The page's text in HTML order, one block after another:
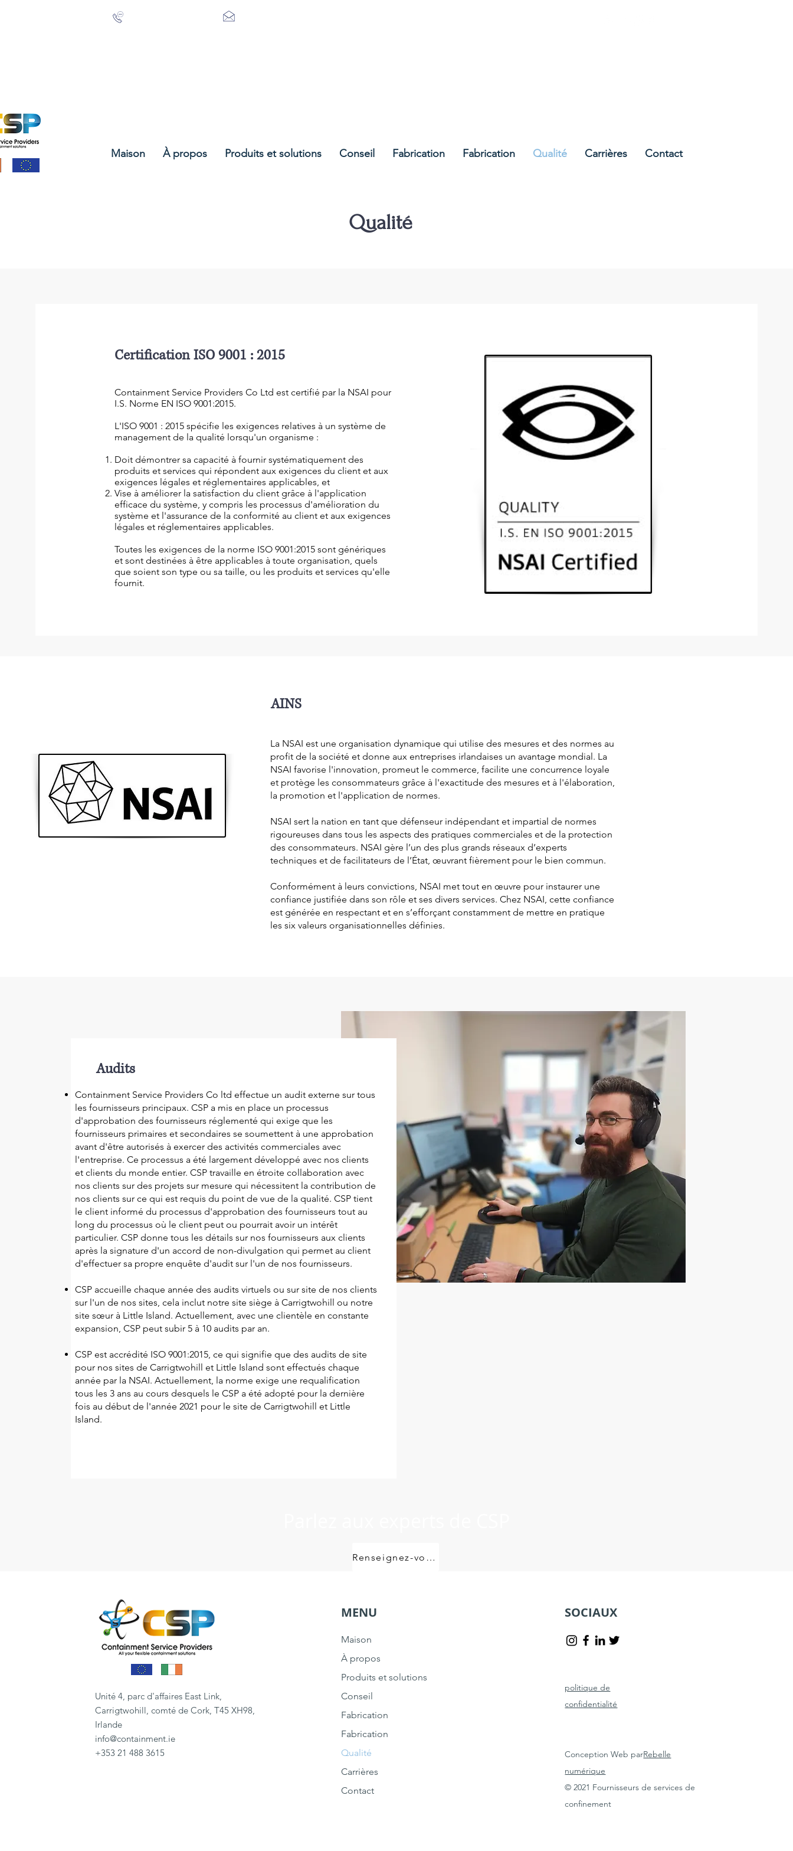
Maison À propos Produits et solutions Conseil Fabrication Fabrication Qualité Carrières Contact
Qualité
Certification ISO 9001 : 2015
Containment Service Providers Co Ltd est certifié par la NSAI pour
I.S. Norme EN ISO 9001:2015.
L'ISO 9001 : 2015 spécifie les exigences relatives à un système de
management de la qualité lorsqu'un organisme :
Doit démontrer sa capacité à fournir systématiquement des
produits et services qui répondent aux exigences du client et aux
exigences légales et réglementaires applicables, et
Vise à améliorer la satisfaction du client grâce à l'application
efficace du système, y compris les processus d'amélioration du
système et l'assurance de la conformité au client et aux exigences
légales et réglementaires applicables.
Toutes les exigences de la norme ISO 9001:2015 sont génériques
et sont destinées à être applicables à toute organisation, quels
que soient son type ou sa taille, ou les produits et services qu'elle
fournit.
AINS
La NSAI est une organisation dynamique qui utilise des mesures et des normes au
profit de la société et donne aux entreprises irlandaises un avantage mondial. La
NSAI favorise l'innovation, promeut le commerce, facilite une concurrence loyale
et protège les consommateurs grâce à l'exactitude des mesures et à l'élaboration,
la promotion et l'application de normes.
NSAI sert la nation en tant que défenseur indépendant et impartial de normes
rigoureuses dans tous les aspects des pratiques commerciales et de la protection
des consommateurs. NSAI gère l’un des plus grands réseaux d’experts
techniques et de facilitateurs de l’État, œuvrant fièrement pour le bien commun.
Conformément à leurs convictions, NSAI met tout en œuvre pour instaurer une
confiance justifiée dans son rôle et ses divers services. Chez NSAI, cette confiance
est générée en respectant et en s’efforçant constamment de mettre en pratique
les six valeurs organisationnelles définies.
Audits
Containment Service Providers Co ltd effectue un audit externe sur tous
les fournisseurs principaux. CSP a mis en place un processus
d'approbation des fournisseurs réglementé qui exige que les
fournisseurs primaires et secondaires se soumettent à une approbation
avant d'être autorisés à exercer des activités commerciales avec
l'entreprise. Ce processus a été largement développé avec nos clients
et clients du monde entier. CSP travaille en étroite collaboration avec
nos clients sur des projets sur mesure qui nécessitent la contribution de
nos clients sur ce qui est requis du point de vue de la qualité. CSP tient
le client informé du processus d'approbation des fournisseurs tout au
long du processus où le client peut ou pourrait avoir un intérêt
particulier. CSP donne tous les détails sur nos fournisseurs aux clients
après la signature d'un accord de non-divulgation qui permet au client
d'effectuer sa propre enquête d'audit sur l'un de nos fournisseurs.
CSP accueille chaque année des audits virtuels ou sur site de nos clients
sur l'un de nos sites, cela inclut notre site siège à Carrigtwohill ou notre
site sœur à Little Island. Actuellement, avec une clientèle en constante
expansion, CSP peut subir 5 à 10 audits par an.
CSP est accrédité ISO 9001:2015, ce qui signifie que des audits de site
pour nos sites de Carrigtwohill et Little Island sont effectués chaque
année par la NSAI. Actuellement, la norme exige une requalification
tous les 3 ans au cours desquels le CSP a été adopté pour la dernière
fois au début de l'année 2021 pour le site de Carrigtwohill et Little
Island.
Renseignez-vous maintenant
Unité 4, parc d'affaires East Link,
Carrigtwohill, comté de Cork, T45 XH98,
Irlande
info@containment.ie
+353 21 488 3615
MENU
Maison
À propos
Produits et solutions
Conseil
Fabrication
Fabrication
Qualité
Carrières
Contact
SOCIAUX
politique de
confidentialité
Conception Web parRebelle
numérique
© 2021 Fournisseurs de services de
confinement